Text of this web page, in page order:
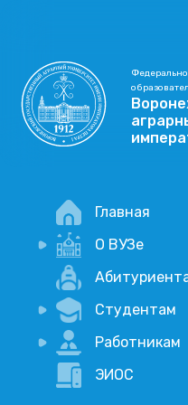
Главная
О ВУЗе
Новости
Учебный процесс
Научная
Студентам
Портал
Академические
Работникам
Внимание,
ЭИОС